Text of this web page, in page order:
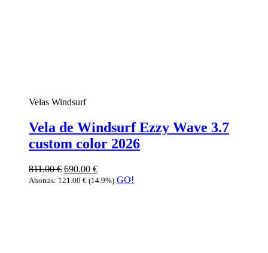
Velas Windsurf
Vela de Windsurf Ezzy Wave 3.7
custom color 2026
811.00€ 690.00 €
Ahorras: 121.00 € (14.9%) GO!